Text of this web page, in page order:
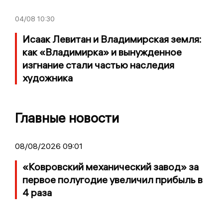
04/08 10:30
Исаак Левитан и Владимирская земля:
как «Владимирка» и вынужденное
изгнание стали частью наследия
художника
Главные новости
08/08/2026 09:01
«Ковровский механический завод» за
первое полугодие увеличил прибыль в
4 раза